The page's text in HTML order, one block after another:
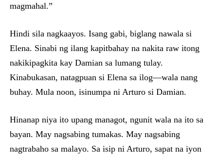
magmahal.”
Hindi sila nagkaayos. Isang gabi, biglang nawala si
Elena. Sinabi ng ilang kapitbahay na nakita raw itong
nakikipagkita kay Damian sa lumang tulay.
Kinabukasan, natagpuan si Elena sa ilog—wala nang
buhay. Mula noon, isinumpa ni Arturo si Damian.
Hinanap niya ito upang managot, ngunit wala na ito sa
bayan. May nagsabing tumakas. May nagsabing
nagtrabaho sa malayo. Sa isip ni Arturo, sapat na iyon